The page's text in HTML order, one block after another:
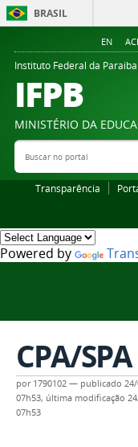
BRASIL
EN
Instituto Federal da Paraiba
IFPB
MINISTÉRIO DA
Buscar no portal
Transparência
Powered by
CPA/SPA
por 1790102 — publicado
07h53, última modificação
07h53